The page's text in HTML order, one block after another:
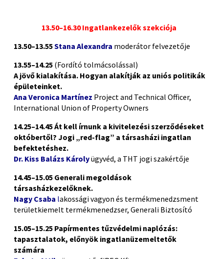
13.50–16.30 Ingatlankezelők szekciója
13.50–13.55Stana Alexandra moderátor felvezetője
13.55–14.25 (Fordító tolmácsolással)
A jövő kialakítása. Hogyan alakítják az uniós politikák
épületeinket.
Ana Veronica Martínez Project and Technical Officer,
International Union of Property Owners
14.25–14.45 Át kell írnunk a kivitelezési szerződéseket
októbertől? Jogi „red-flag” a társasházi ingatlan
befektetéshez.
Dr. Kiss Balázs Károlyügyvéd, a THT jogi szakértője
14.45–15.05 Generali megoldások
társasházkezelőknek.
Nagy Csaba lakossági vagyon és termékmenedzsment
területkiemelt termékmenedzser, Generali Biztosító
15.05–15.25 Papírmentes tűzvédelmi naplózás:
tapasztalatok, előnyök ingatlanüzemeltetők
számára